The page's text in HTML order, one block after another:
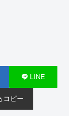
LINE
コピー